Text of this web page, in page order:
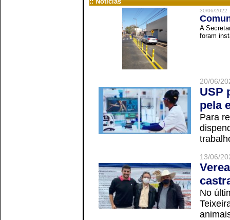
30/06/2022
A
foram
20/06/
USP
pela
Para
13/06/
No